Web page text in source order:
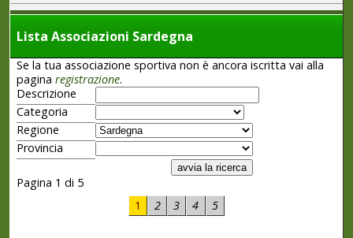
Lista Associazioni Sardegna
Se la tua associazione sportiva non è ancora iscritta vai alla
pagina registrazione.
Descrizione
Categoria
Regione
Provincia
Pagina 1 di 5
1
2 3 4 5